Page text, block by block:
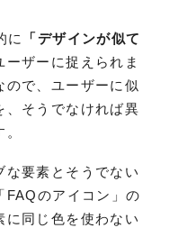
に
「デザインが似て
ーザーに捉えられま
ので、ユーザーに似
、そうでなければ異
な要素とそうでない
FAQのアイコン」の
に同じ色を使わない